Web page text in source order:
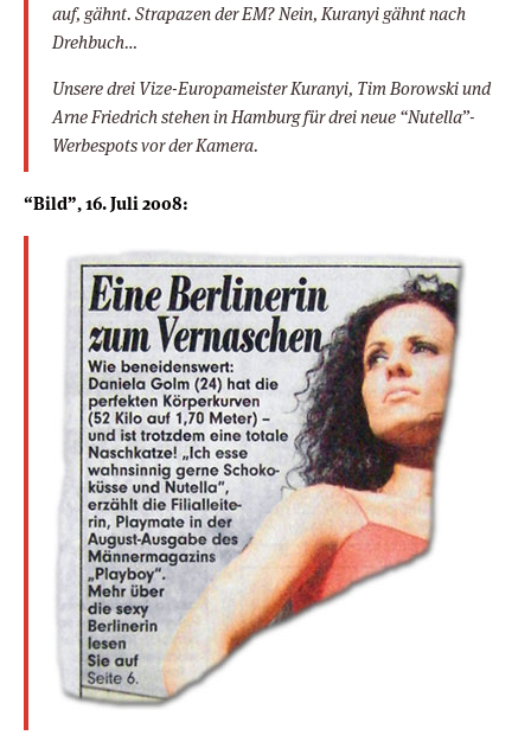
auf, gähnt. Strapazen der EM? Nein, Kuranyi gähnt nach
Drehbuch…
Unsere drei Vize-Europameister Kuranyi, Tim Borowski und
Arne Friedrich stehen in Hamburg für drei neue “Nutella”-
Werbespots vor der Kamera.
“Bild”, 16. Juli 2008: